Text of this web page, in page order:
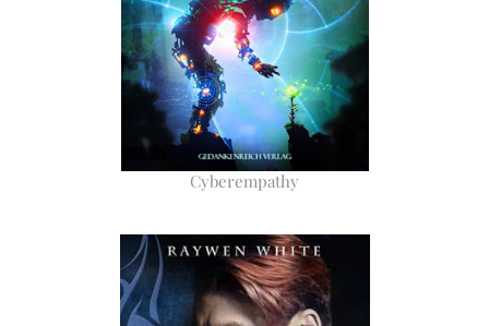
Cyberempathy